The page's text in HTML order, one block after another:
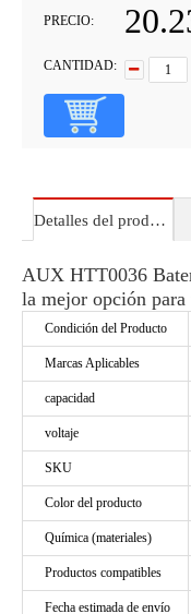
PRECIO:
CANTIDAD:
Detalles del producto
AUX HTT0036
la mejor opción
Condición del Producto
Marcas Aplicables
capacidad
voltaje
SKU
Color del producto
Química (materiales)
Productos compatibles
Fecha estimada de envío